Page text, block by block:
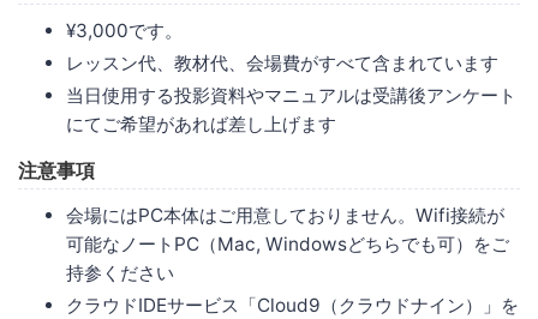
¥3,000です。
レッスン代、教材代、会場費がすべて含まれています
当日使用する投影資料やマニュアルは受講後アンケート
にてご希望があれば差し上げます
注意事項
会場にはPC本体はご用意しておりません。Wifi接続が
可能なノートPC（Mac, Windowsどちらでも可）をご
持参ください
クラウドIDEサービス「Cloud9（クラウドナイン）」を